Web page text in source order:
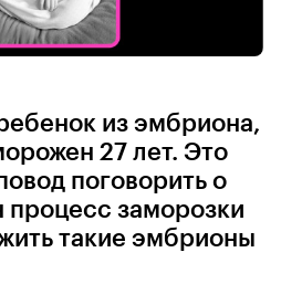
из эмбриона,
27 лет. Это
поговорить о
процесс заморозки
такие эмбрионы